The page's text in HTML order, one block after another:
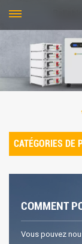
CATÉGORIES DE
COMMENT
Vous pouvez